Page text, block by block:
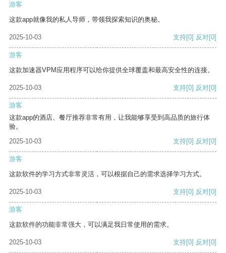
游客
这款app就像我的私人导师，带领我探索知识的奥秘。
2025-10-03 支持[0] 反对[0]
游客
这款加速器VPM应用程序可以给你提供全球覆盖和最高安全性的连接。
2025-10-03 支持[0] 反对[0]
游客
这款app的酒店、餐厅推荐非常有用，让我能够享受到高品质的旅行体
验。
2025-10-03
支持[0] 反对[0]
游客
这款软件的学习方式非常灵活，可以根据自己的需求选择学习方式。
2025-10-03 支持[0] 反对[0]
游客
这款软件的功能非常强大，可以满足我日常使用的需求。
2025-10-03 支持[0] 反对[0]